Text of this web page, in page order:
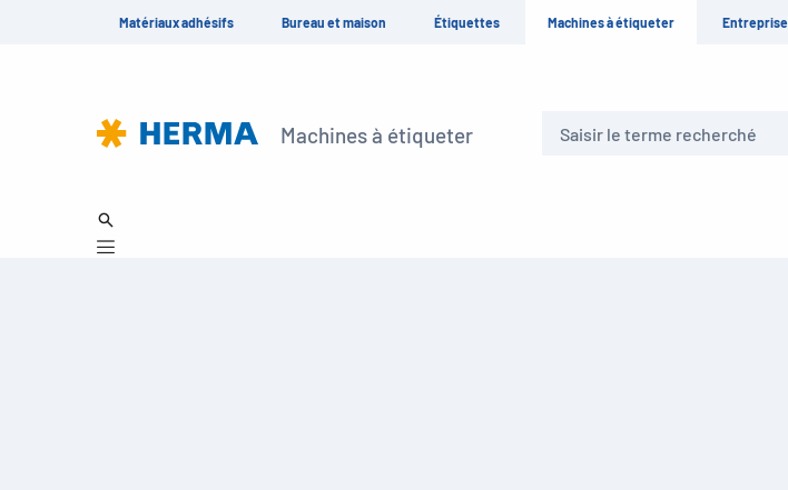
Matériaux adhésifs Bureau et maison Étiquettes Machines à étiqueter Entreprise
Machines à étiqueter